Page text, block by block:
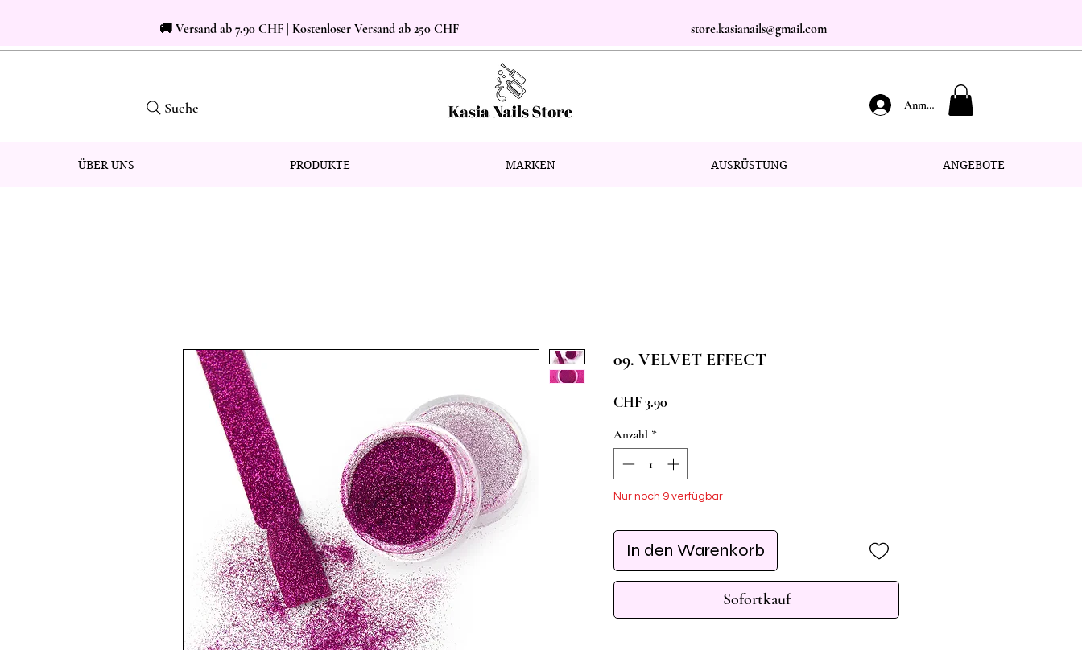
🚚 Versand ab 7,90 CHF | Kostenloser Versand ab 250 CHF store.kasianails@gmail.com
Suche Anmelden
ÜBER UNS PRODUKTE MARKEN AUSRÜSTUNG ANGEBOTE
09. VELVET EFFECT
CHF 3.90
Anzahl *
Nur noch 9 verfügbar
In den Warenkorb
Sofortkauf